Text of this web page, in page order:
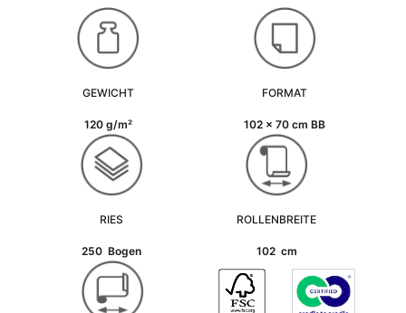
GEWICHT
120 g/m²
FORMAT
102 x 70 cm BB
RIES
250 Bogen
ROLLENBREITE
102 cm